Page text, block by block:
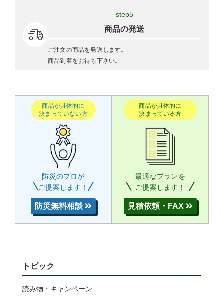
step5
商品の発送
ご注文の商品を発送します。
商品到着をお待ち下さい。
商品が具体的に
決まっていない方
防災のプロが
ご提案します！
防災無料相談
商品が具体的に
決まっている方
最適なプランを
ご提案します！
見積依頼・FAX
トピック
読み物・キャンペーン